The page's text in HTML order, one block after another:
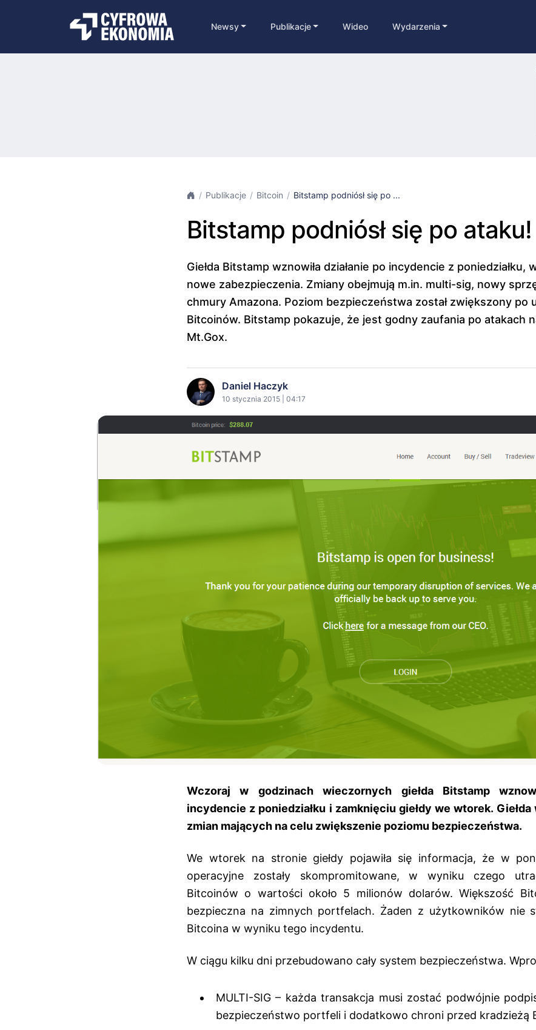
Newsy Publikacje Wideo Wydarzenia
Publikacje Bitcoin Bitstamp podniósł się po ...
Bitstamp podniósł się po ataku!
Giełda Bitstamp wznowiła działanie po incydencie z poniedziałku,
nowe zabezpieczenia. Zmiany obejmują m.in. multi-sig, nowy
chmury Amazona. Poziom bezpieczeństwa został zwiększony po
Bitcoinów. Bitstamp pokazuje, że jest godny zaufania po atakach
Mt.Gox.
Daniel Haczyk
10 stycznia 2015 | 04:17
Wczoraj w godzinach wieczornych giełda Bitstamp
incydencie z poniedziałku i zamknięciu giełdy we wtorek. Giełda
zmian mających na celu zwiększenie poziomu bezpieczeństwa.
We wtorek na stronie giełdy pojawiła się informacja, że w
operacyjne zostały skompromitowane, w wyniku czego
Bitcoinów o wartości około 5 milionów dolarów. Większość
bezpieczna na zimnych portfelach. Żaden z użytkowników nie
Bitcoina w wyniku tego incydentu.
W ciągu kilku dni przebudowano cały system bezpieczeństwa.
MULTI-SIG – każda transakcja musi zostać podwójnie
bezpieczeństwo portfeli i dodatkowo chroni przed kradzieżą